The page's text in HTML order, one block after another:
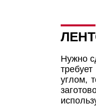
Нужно
углом,